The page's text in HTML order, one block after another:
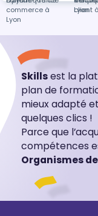
Lyon
commerce à
Lyon
client
Skillsest la
plan de
mieux adapté
quelques clics !
Parce que
compétences
Organismes